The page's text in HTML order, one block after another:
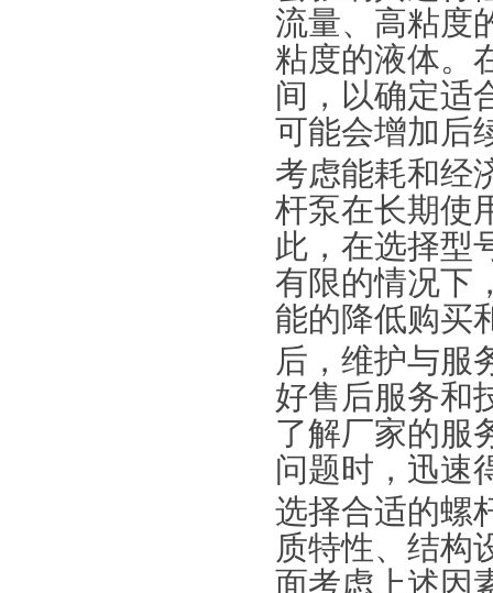
流量、高粘度
粘度的液体。
间，以确定适
可能会增加后
考虑能耗和经
杆泵在长期使
此，在选择型
有限的情况下
能的降低购买
后，维护与服
好售后服务和
了解厂家的服
问题时，迅速
选择合适的螺
质特性、结构
面考虑上述因